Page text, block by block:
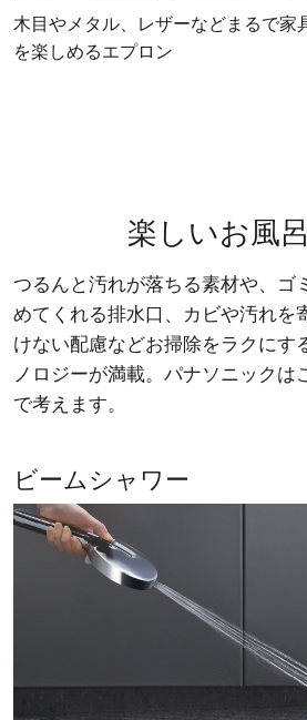
木目やメタル、レザーなどまるで家
を楽しめるエプロン
楽しいお風
つるんと汚れが落ちる素材や、ゴ
めてくれる排水口、カビや汚れを
けない配慮などお掃除をラクにす
ノロジーが満載。パナソニックは
で考えます。
ビームシャワー